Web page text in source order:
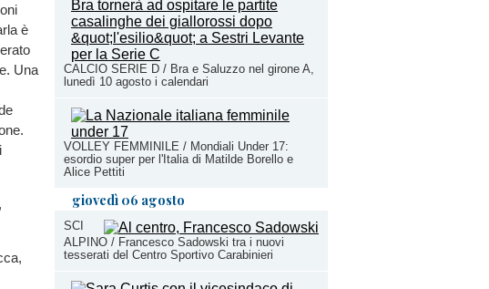
CALCIO SERIE D / Bra e Saluzzo nel girone A,
lunedì 10 agosto i calendari
VOLLEY FEMMINILE / Mondiali Under 17:
esordio super per l'Italia di Matilde Borello e
Alice Pettiti
giovedì 06 agosto
SCI
ALPINO / Francesco Sadowski tra i nuovi
tesserati del Centro Sportivo Carabinieri
è
Una